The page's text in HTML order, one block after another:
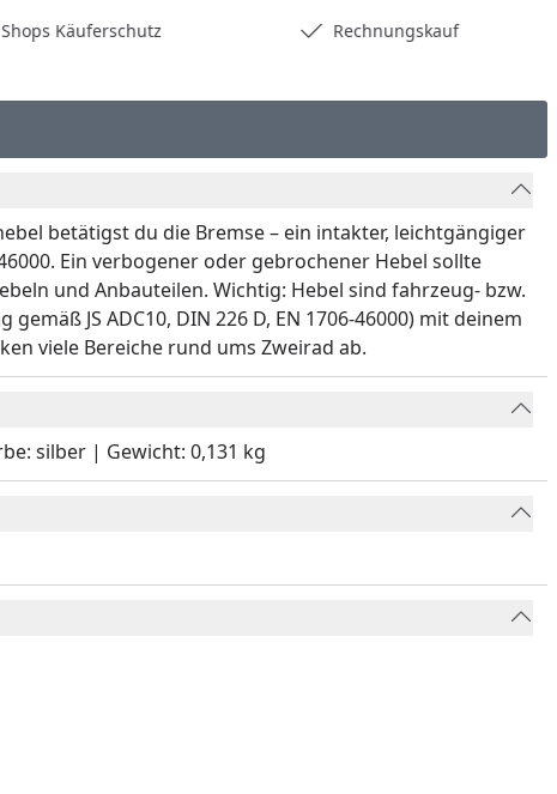
Käuferschutz Rechnungskauf
betätigst du die Bremse – ein intakter, leichtgängiger
Ein verbogener oder gebrochener Hebel sollte
und Anbauteilen. Wichtig: Hebel sind fahrzeug- bzw.
JS ADC10, DIN 226 D, EN 1706-46000) mit deinem
viele Bereiche rund ums Zweirad ab.
silber | Gewicht: 0,131 kg